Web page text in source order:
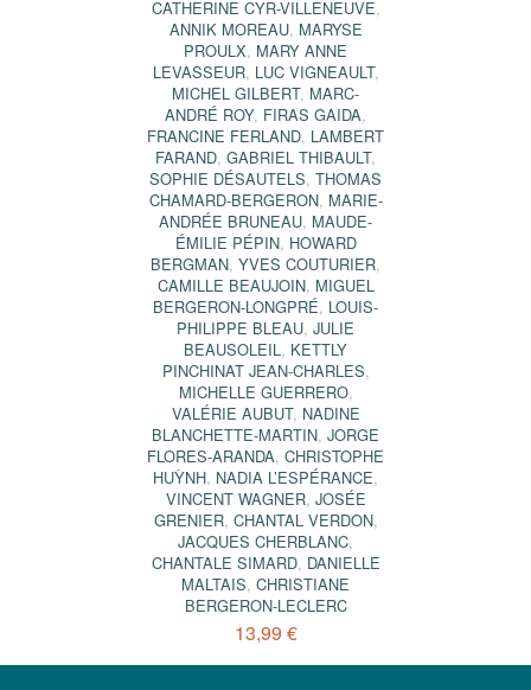
CATHERINE CYR-VILLENEUVE,
ANNIK MOREAU, MARYSE
PROULX, MARY ANNE
LEVASSEUR, LUC VIGNEAULT,
MICHEL GILBERT, MARC-
ANDRÉ ROY, FIRAS GAIDA,
FRANCINE FERLAND, LAMBERT
FARAND, GABRIEL THIBAULT,
SOPHIE DÉSAUTELS, THOMAS
CHAMARD-BERGERON, MARIE-
ANDRÉE BRUNEAU, MAUDE-
ÉMILIE PÉPIN, HOWARD
BERGMAN, YVES COUTURIER,
CAMILLE BEAUJOIN, MIGUEL
BERGERON-LONGPRÉ, LOUIS-
PHILIPPE BLEAU, JULIE
BEAUSOLEIL, KETTLY
PINCHINAT JEAN-CHARLES,
MICHELLE GUERRERO,
VALÉRIE AUBUT, NADINE
BLANCHETTE-MARTIN, JORGE
FLORES-ARANDA, CHRISTOPHE
HUỲNH, NADIA L’ESPÉRANCE,
VINCENT WAGNER, JOSÉE
GRENIER, CHANTAL VERDON,
JACQUES CHERBLANC,
CHANTALE SIMARD, DANIELLE
MALTAIS, CHRISTIANE
BERGERON-LECLERC
13,99 €